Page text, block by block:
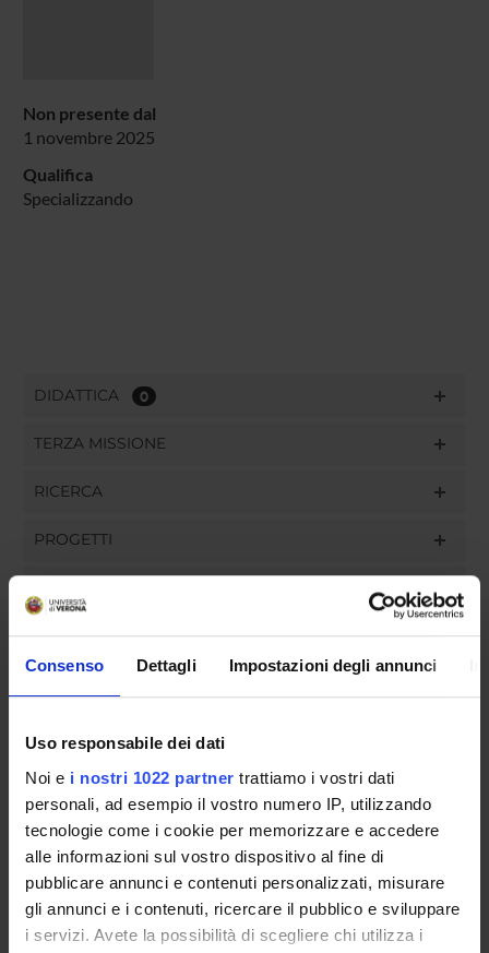
Consenso Dettagli Impostazioni degli annunci
Uso responsabile dei dati
Noi e i nostri 1022 partner trattiamo i vostri dati
personali, ad esempio il vostro numero IP, utilizzando
tecnologie come i cookie per memorizzare e accedere
alle informazioni sul vostro dispositivo al fine di
pubblicare annunci e contenuti personalizzati, misurare
gli annunci e i contenuti, ricercare il pubblico e sviluppare
i servizi. Avete la possibilità di scegliere chi utilizza i
Non presente dal
1 novembre 2025
Qualifica
Specializzando
DIDATTICA 0
TERZA MISSIONE
RICERCA
PROGETTI
GOVERNANCE
COMMISSIONI
UFFICI E STRUTTURE DI SERVIZIO
SERVIZI DI SEGRETERIA STUDENTI